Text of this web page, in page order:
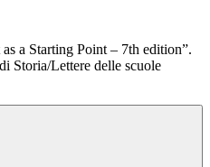
a Starting Point – 7th edition”.
Storia/Lettere delle scuole